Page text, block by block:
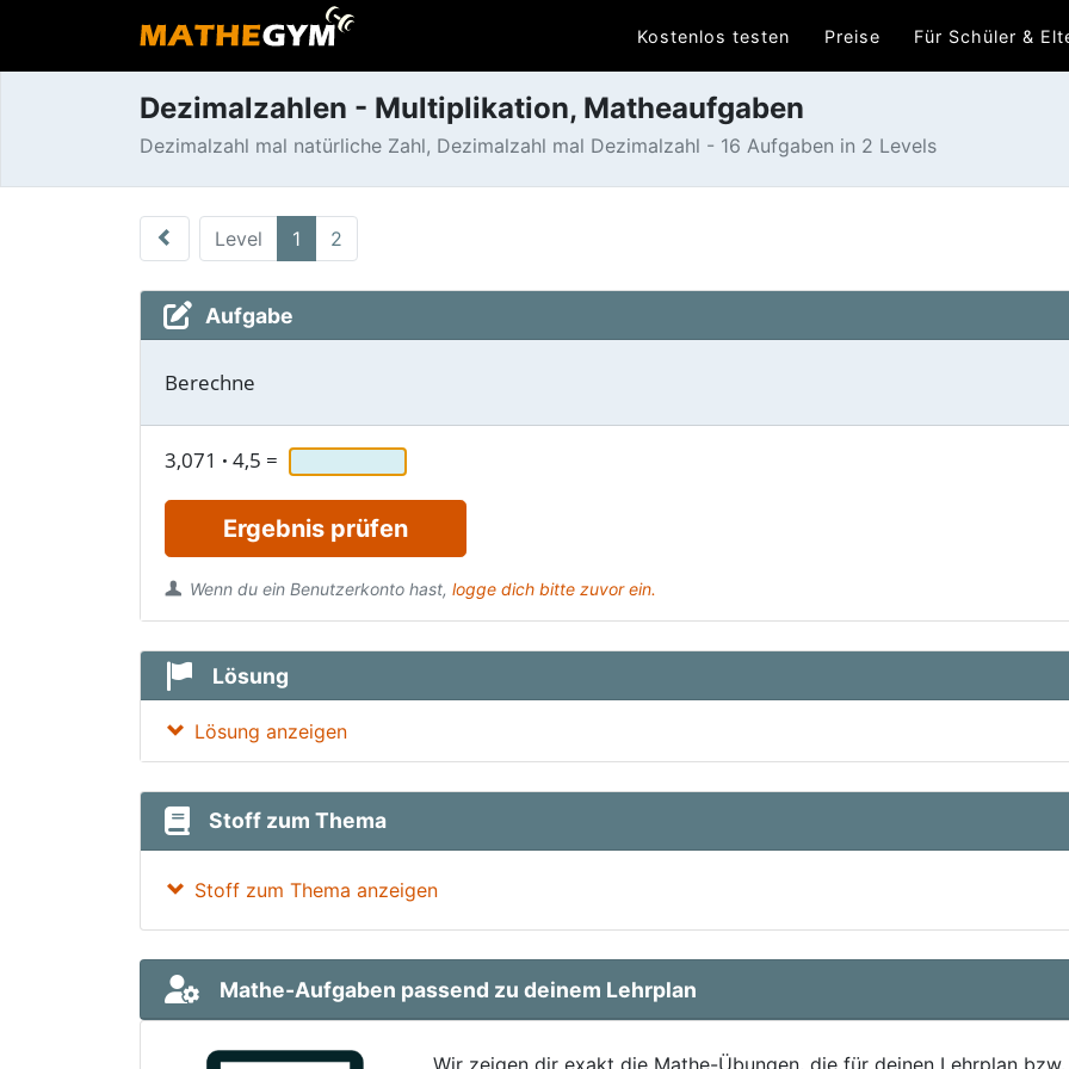
Kostenlos testen Preise Für Schüler &
Dezimalzahlen - Multiplikation, Matheaufgaben
Dezimalzahl mal natürliche Zahl, Dezimalzahl mal Dezimalzahl - 16 Aufgaben in 2 Levels
Level 1 2
Aufgabe
Berechne
3,071 · 4,5 =
Ergebnis prüfen
Wenn du ein Benutzerkonto hast, logge dich bitte zuvor ein.
Lösung
Lösung anzeigen
Stoff zum Thema
Stoff zum Thema anzeigen
Mathe-Aufgaben passend zu deinem Lehrplan